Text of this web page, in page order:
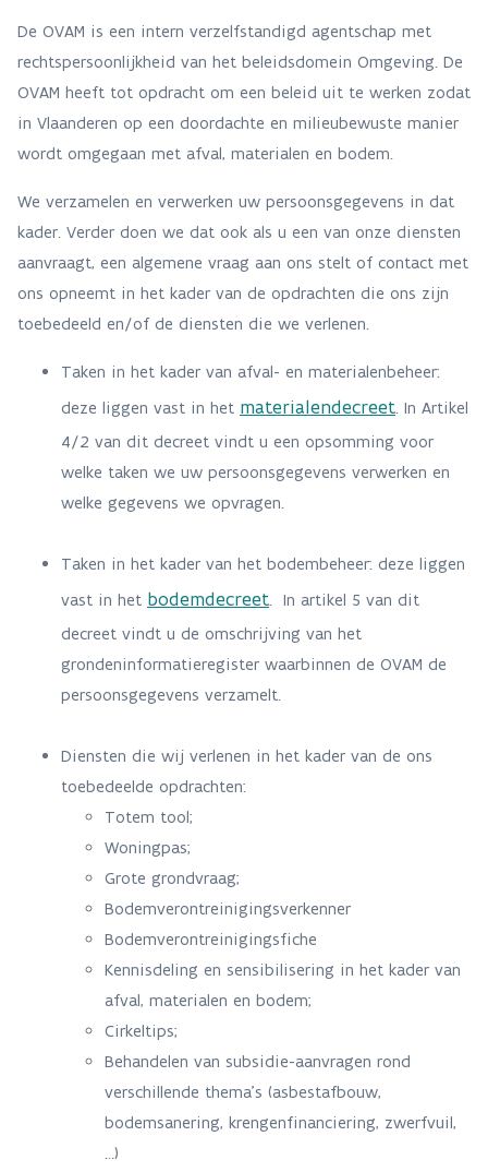
De OVAM is een intern verzelfstandigd agentschap met
rechtspersoonlijkheid van het beleidsdomein Omgeving. De
OVAM heeft tot opdracht om een beleid uit te werken zodat
in Vlaanderen op een doordachte en milieubewuste manier
wordt omgegaan met afval, materialen en bodem.
We verzamelen en verwerken uw persoonsgegevens in dat
kader. Verder doen we dat ook als u een van onze diensten
aanvraagt, een algemene vraag aan ons stelt of contact met
ons opneemt in het kader van de opdrachten die ons zijn
toebedeeld en/of de diensten die we verlenen.
Taken in het kader van afval- en materialenbeheer:
deze liggen vast in het materialendecreet. In Artikel
4/2 van dit decreet vindt u een opsomming voor
welke taken we uw persoonsgegevens verwerken en
welke gegevens we opvragen.
Taken in het kader van het bodembeheer: deze liggen
vast in het bodemdecreet. In artikel 5 van dit
decreet vindt u de omschrijving van het
grondeninformatieregister waarbinnen de OVAM de
persoonsgegevens verzamelt.
Diensten die wij verlenen in het kader van de ons
toebedeelde opdrachten:
Totem tool;
Woningpas;
Grote grondvraag;
Bodemverontreinigingsverkenner
Bodemverontreinigingsfiche
Kennisdeling en sensibilisering in het kader van
afval, materialen en bodem;
Cirkeltips;
Behandelen van subsidie-aanvragen rond
verschillende thema’s (asbestafbouw,
bodemsanering, krengenfinanciering, zwerfvuil,
…)